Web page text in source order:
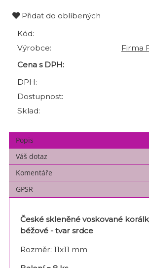
Přidat do oblíbených
Kód:
Výrobce:
Firma
Cena s DPH:
DPH:
Dostupnost:
Sklad:
Popis
Váš dotaz
Komentáře
GPSR
České skleněné voskované
béžové - tvar srdce
Rozměr: 11x11 mm